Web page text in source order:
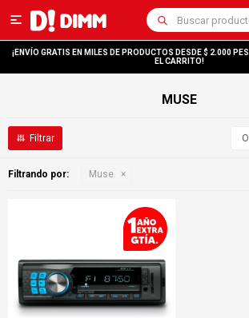

¡ENVÍO GRATIS EN MILES DE PRODUCTOS DESDE $ 2.000
EL CARRITO!
MUSE
Filtrando por: Muse